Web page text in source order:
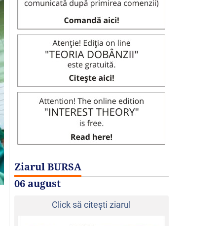
Ziarul BURSA
06 august
Click să citeşti ziarul